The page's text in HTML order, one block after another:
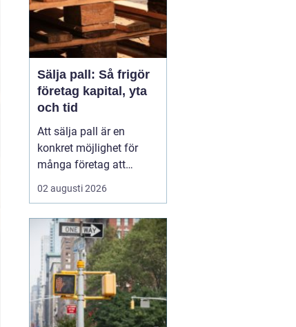
Sälja pall: Så frigör
företag kapital, yta
och tid
Att sälja pall är en
konkret möjlighet för
många företag att
frigöra både kapital och
lagerutrymme. När
på gården binder de
pengar, skapar oreda
och kan t...
02 augusti 2026